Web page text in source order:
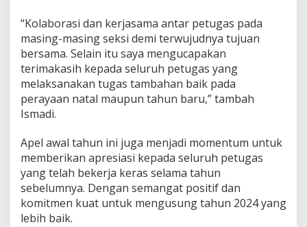
“Kolaborasi dan kerjasama antar petugas pada
masing-masing seksi demi terwujudnya tujuan
bersama. Selain itu saya mengucapakan
terimakasih kepada seluruh petugas yang
melaksanakan tugas tambahan baik pada
perayaan natal maupun tahun baru,” tambah
Ismadi.
Apel awal tahun ini juga menjadi momentum untuk
memberikan apresiasi kepada seluruh petugas
yang telah bekerja keras selama tahun
sebelumnya. Dengan semangat positif dan
komitmen kuat untuk mengusung tahun 2024 yang
lebih baik.